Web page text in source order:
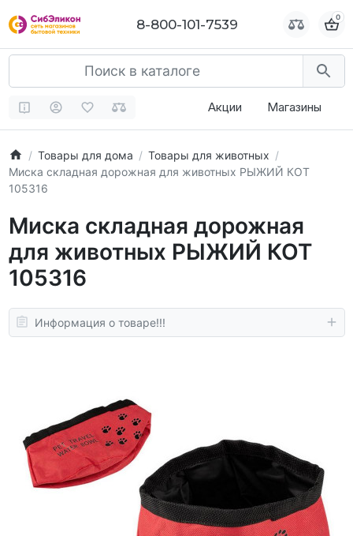
8-800-101-7539 0
Акции Магазины
Товары для дома
Товары для животных
Миска складная дорожная для животных РЫЖИЙ КОТ
105316
Миска складная дорожная
для животных РЫЖИЙ КОТ
105316
Информация о товаре!!!
8-800-101-7539 0